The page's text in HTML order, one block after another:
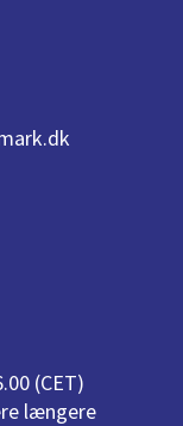
(CET)
længere